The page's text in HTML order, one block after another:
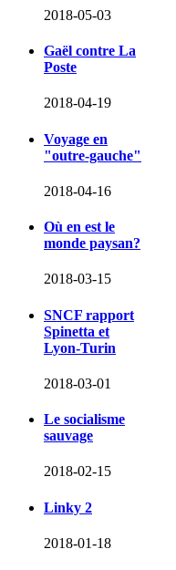
2018-05-03
Gaël contre La
Poste
2018-04-19
Voyage en
"outre-gauche"
2018-04-16
Où en est le
monde paysan?
2018-03-15
SNCF rapport
Spinetta et
Lyon-Turin
2018-03-01
Le socialisme
sauvage
2018-02-15
Linky 2
2018-01-18